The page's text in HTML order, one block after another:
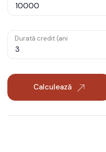
Durată credit (ani
Calculează